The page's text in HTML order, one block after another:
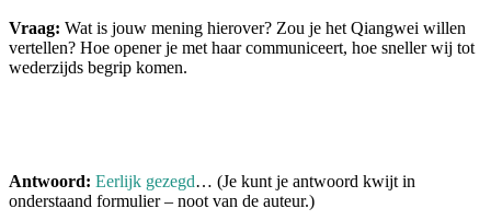
Vraag: Wat is jouw mening hierover? Zou je het Qiangwei willen
vertellen? Hoe opener je met haar communiceert, hoe sneller wij tot
wederzijds begrip komen.
Antwoord: Eerlijk gezegd… (Je kunt je antwoord kwijt in
onderstaand formulier – noot van de auteur.)